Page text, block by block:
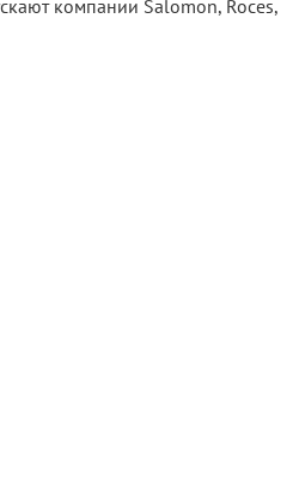
компании Salomon, Roces,